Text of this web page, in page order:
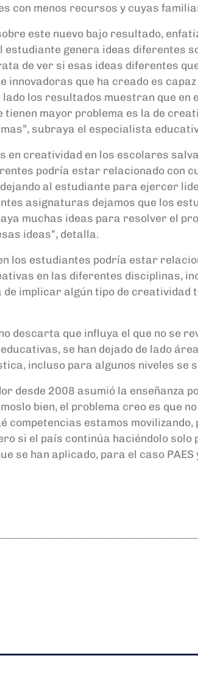
con menos recursos y cuyas
este nuevo bajo resultado,
estudiante genera ideas diferentes
de ver si esas ideas diferentes
que ha creado es
lado los resultados muestran que
tienen mayor problema es la de
subraya el especialista
en creatividad en los escolares
podría estar relacionado con
al estudiante para ejercer
asignaturas dejamos que los
muchas ideas para resolver el
ideas”, detalla.
los estudiantes podría estar
en las diferentes disciplinas,
implicar algún tipo de
descarta que influya el que no se
se han dejado de lado
incluso para algunos niveles se
desde 2008 asumió la enseñanza
bien, el problema creo es que
competencias estamos
si el país continúa haciéndolo
se han aplicado, para el caso